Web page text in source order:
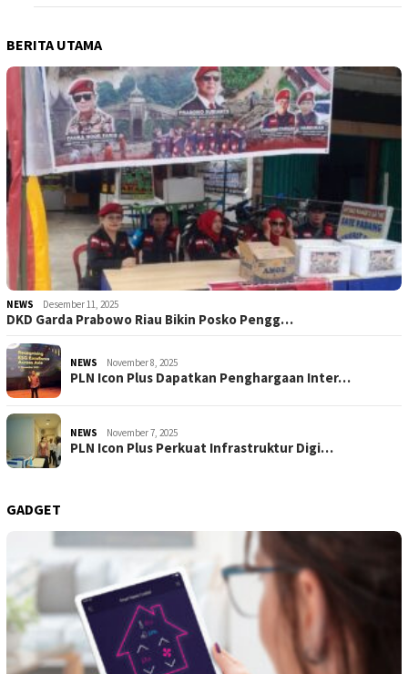
BERITA UTAMA
NEWS Desember 11, 2025
DKD Garda Prabowo Riau Bikin Posko Pengg…
NEWS November 8, 2025
PLN Icon Plus Dapatkan Penghargaan Inter…
NEWS November 7, 2025
PLN Icon Plus Perkuat Infrastruktur Digi…
GADGET